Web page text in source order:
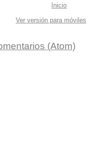
Inicio
Ver versión para móviles
(Atom)